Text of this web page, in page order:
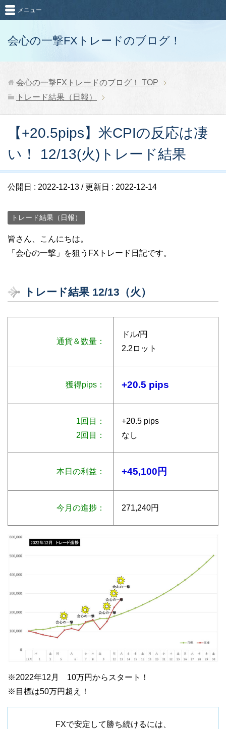
会心の一撃FXトレードのブログ！
メニュー
会心の一撃FXトレードのブログ！
TOP
トレード結果（日報）
【+20.5pips】米CPIの反応は凄
い！ 12/13(火)トレード結果
公開日 : 2022-12-13 / 更新日 : 2022-12-14
トレード結果（日報）
皆さん、こんにちは。
「会心の一撃」を狙うFXトレード日記です。
トレード結果 12/13（火）
通貨＆数量：
ドル/円
2.2ロット
獲得pips： +20.5 pips
1回目：
2回目：
+20.5 pips
なし
本日の利益： +45,100円
今月の進捗： 271,240円
※2022年12月 10万円からスタート！
※目標は50万円超え！
FXで安定して勝ち続けるには、